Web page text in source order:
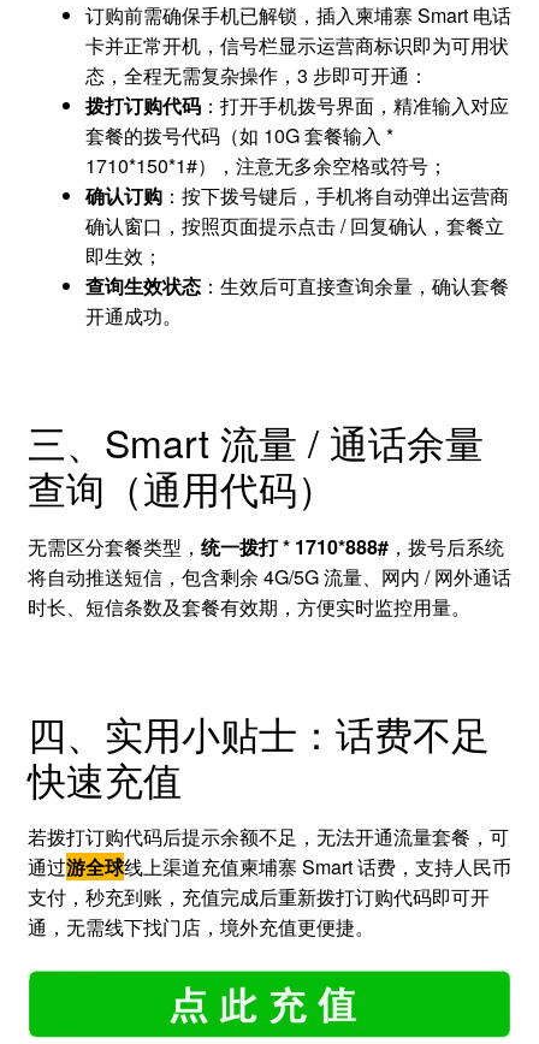
订购前需确保手机已解锁，插入柬埔寨 Smart 电话
卡并正常开机，信号栏显示运营商标识即为可用状
态，全程无需复杂操作，3 步即可开通：
拨打订购代码：打开手机拨号界面，精准输入对应
套餐的拨号代码（如 10G 套餐输入 *
1710*150*1#），注意无多余空格或符号；
确认订购：按下拨号键后，手机将自动弹出运营商
确认窗口，按照页面提示点击 / 回复确认，套餐立
即生效；
查询生效状态：生效后可直接查询余量，确认套餐
开通成功。
三、Smart 流量 / 通话余量
查询（通用代码）
无需区分套餐类型， 统一拨打 * 1710*888#，拨号后系统
将自动推送短信，包含剩余 4G/5G 流量、网内 / 网外通话
时长、短信条数及套餐有效期，方便实时监控用量。
四、实用小贴士：话费不足
快速充值
若拨打订购代码后提示余额不足，无法开通流量套餐，可
通过游全球线上渠道充值柬埔寨 Smart 话费，支持人民币
支付，秒充到账，充值完成后重新拨打订购代码即可开
通，无需线下找门店，境外充值更便捷。